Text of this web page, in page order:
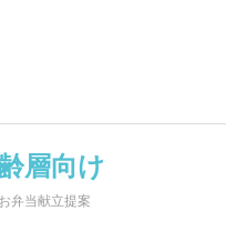
層向け
弁当献立提案